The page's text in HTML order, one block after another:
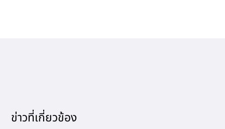
ข่าวที่เกี่ยวข้อง